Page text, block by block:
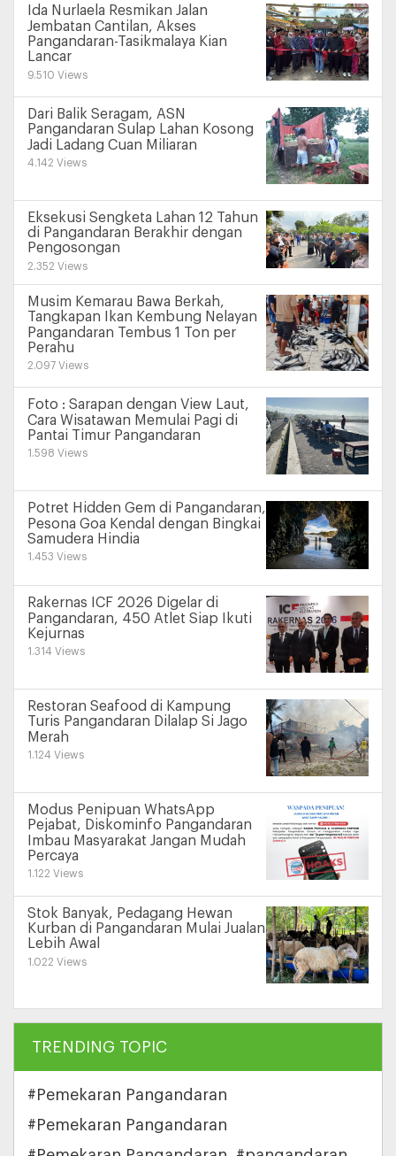
Ida Nurlaela Resmikan Jalan
Jembatan Cantilan, Akses
Pangandaran-Tasikmalaya Kian
Lancar
9.510 Views
Dari Balik Seragam, ASN
Pangandaran Sulap Lahan Kosong
Jadi Ladang Cuan Miliaran
4.142 Views
Eksekusi Sengketa Lahan 12 Tahun
di Pangandaran Berakhir dengan
Pengosongan
2.352 Views
Musim Kemarau Bawa Berkah,
Tangkapan Ikan Kembung Nelayan
Pangandaran Tembus 1 Ton per
Perahu
2.097 Views
Foto : Sarapan dengan View Laut,
Cara Wisatawan Memulai Pagi di
Pantai Timur Pangandaran
1.598 Views
Potret Hidden Gem di Pangandaran,
Pesona Goa Kendal dengan Bingkai
Samudera Hindia
1.453 Views
Rakernas ICF 2026 Digelar di
Pangandaran, 450 Atlet Siap Ikuti
Kejurnas
1.314 Views
Restoran Seafood di Kampung
Turis Pangandaran Dilalap Si Jago
Merah
1.124 Views
Modus Penipuan WhatsApp
Pejabat, Diskominfo Pangandaran
Imbau Masyarakat Jangan Mudah
Percaya
1.122 Views
Stok Banyak, Pedagang Hewan
Kurban di Pangandaran Mulai Jualan
Lebih Awal
1.022 Views
TRENDING TOPIC
#Pemekaran Pangandaran
#Pemekaran Pangandaran